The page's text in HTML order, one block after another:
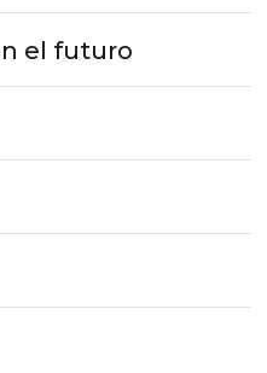
el futuro